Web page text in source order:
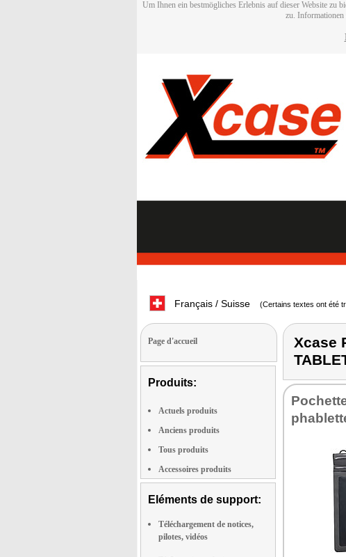
Um Ihnen ein bestmögliches Erlebnis auf dieser Website zu
zu.
Français / Suisse (Certains textes ont été
Page d'accueil
Produits:
Actuels produits
Anciens produits
Tous produits
Accessoires produits
Eléments de support:
Téléchargement de notices,
pilotes, vidéos
Xcase